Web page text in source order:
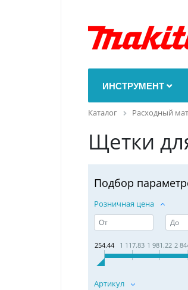
ИНСТРУМЕНТ
Каталог Расходный
Щетки
Подбор
Розничная цена
254.44 1 117.83 1 981.22 2
Артикул